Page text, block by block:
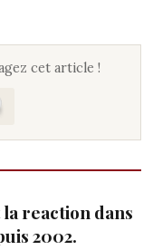
cet article !
reaction dans
2002.